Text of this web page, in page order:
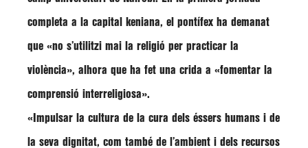
completa a la capital keniana, el pontífex ha demanat
que «no s’utilitzi mai la religió per practicar la
violència», alhora que ha fet una crida a «fomentar la
comprensió interreligiosa».
«Impulsar la cultura de la cura dels éssers humans i de
la seva dignitat, com també de l’ambient i dels recursos